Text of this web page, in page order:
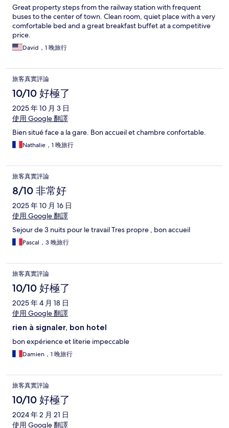
Great property steps from the railway station with frequent
buses to the center of town. Clean room, quiet place with a very
comfortable bed and a great breakfast buffet at a competitive
price.
David，1 晚旅行
旅客真實評論
10/10 好極了
2025 年 10 月 3 日
使用 Google 翻譯
Bien situé face a la gare. Bon accueil et chambre confortable.
Nathalie，1 晚旅行
旅客真實評論
8/10 非常好
2025 年 10 月 16 日
使用 Google 翻譯
Sejour de 3 nuits pour le travail Tres propre , bon accueil
Pascal，3 晚旅行
旅客真實評論
10/10 好極了
2025 年 4 月 18 日
使用 Google 翻譯
rien à signaler, bon hotel
bon expérience et literie impeccable
Damien，1 晚旅行
旅客真實評論
10/10 好極了
2024 年 2 月 21 日
使用 Google 翻譯